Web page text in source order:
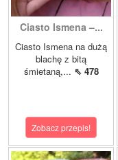
Ciasto Ismena –...
Ciasto Ismena na dużą
blachę z bitą
śmietaną,... ⇖ 478
Zobacz przepis!